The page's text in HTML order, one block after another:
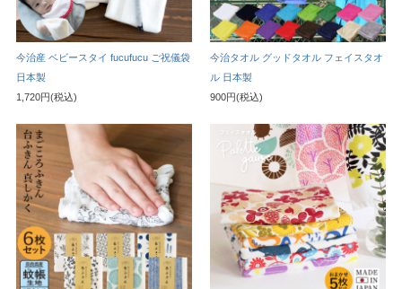
今治産 ベビースタイ fucufucu ご祝儀袋
日本製
1,720円(税込)
今治タオル グッドタオル フェイスタオ
ル 日本製
900円(税込)